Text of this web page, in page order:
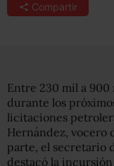
Compartir
Entre 230 mil a 900
durante los
licitaciones
Hernández, vocero
parte, el secretario
destacó la